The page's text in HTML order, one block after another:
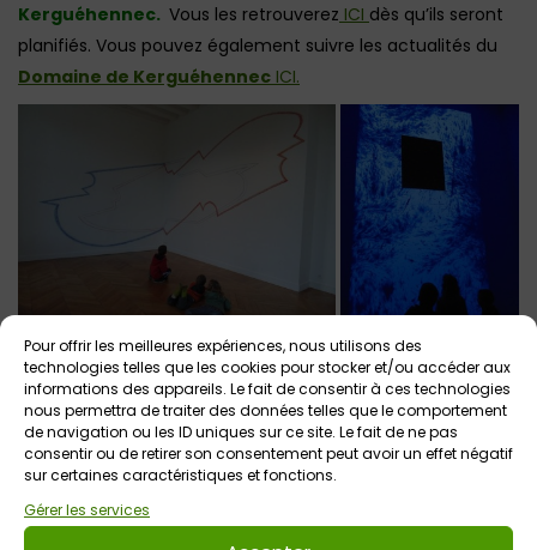
Pour offrir les meilleures expériences, nous utilisons des
technologies telles que les cookies pour stocker et/ou accéder aux
informations des appareils. Le fait de consentir à ces technologies
nous permettra de traiter des données telles que le comportement
de navigation ou les ID uniques sur ce site. Le fait de ne pas
consentir ou de retirer son consentement peut avoir un effet négatif
sur certaines caractéristiques et fonctions.
Gérer les services
Kerguéhennec. Vous les retrouverez ICI dès qu’ils seront
planifiés. Vous pouvez également suivre les actualités du
Domaine de Kerguéhennec ICI.